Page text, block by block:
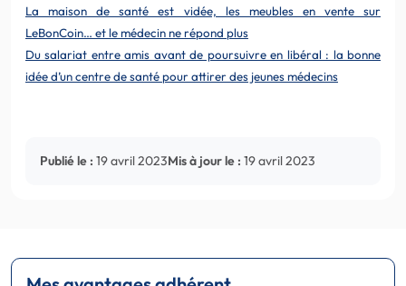
La maison de santé est vidée, les meubles en vente sur
LeBonCoin… et le médecin ne répond plus
Du salariat entre amis avant de poursuivre en libéral : la bonne
idée d’un centre de santé pour attirer des jeunes médecins
Publié le : 19 avril 2023Mis à jour le : 19 avril 2023